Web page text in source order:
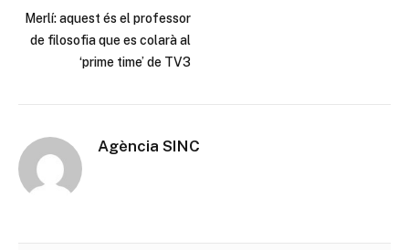
Merlí: aquest és el professor
de filosofia que es colarà al
‘prime time’ de TV3
Agència SINC